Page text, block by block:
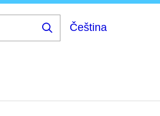
Čeština